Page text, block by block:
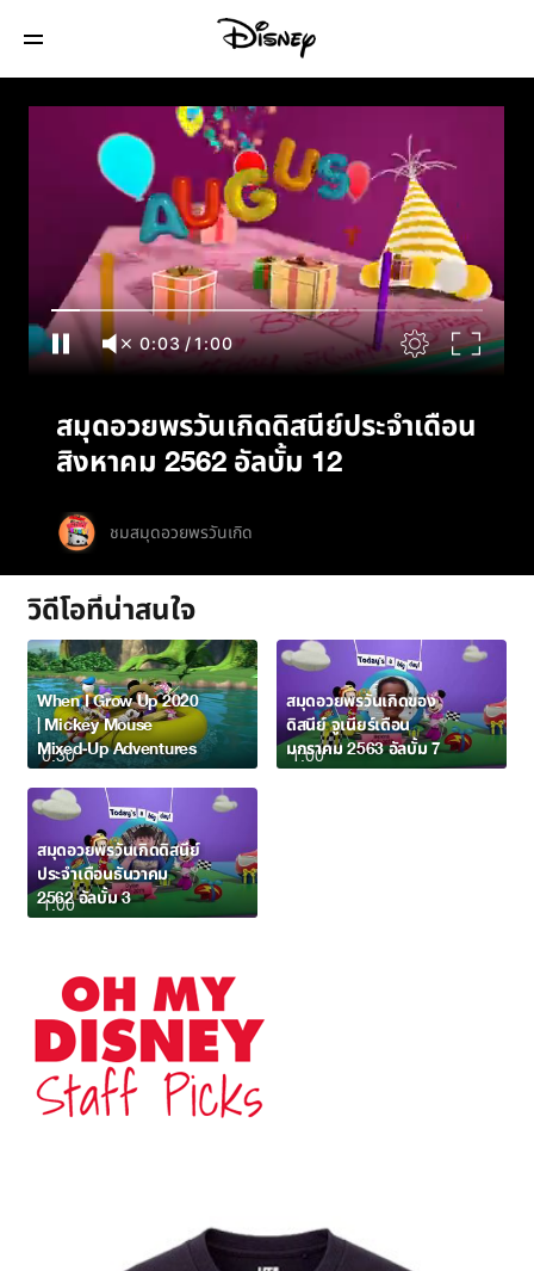
สมุดอวยพรวันเกิดดิสนีย์ประจำเดือนสิงหาคม
2562 อัลบั้ม 12
0:04/1:00
สมุดอวยพรวันเกิดดิสนีย์ประจำเดือน
สิงหาคม 2562 อัลบั้ม 12
ชมสมุดอวยพรวันเกิด
วิดีโอที่น่าสนใจ
0:30
When I Grow Up 2020
| Mickey Mouse
Mixed-Up Adventures
1:00
สมุดอวยพรวันเกิดของ
ดิสนีย์ จูเนียร์เดือน
มกราคม 2563 อัลบั้ม 7
1:00
สมุดอวยพรวันเกิดดิสนีย์
ประจำเดือนธันวาคม
2562 อัลบั้ม 3